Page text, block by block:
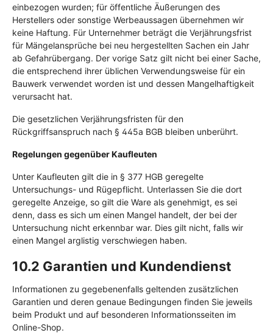
einbezogen wurden; für öffentliche Äußerungen des
Herstellers oder sonstige Werbeaussagen übernehmen wir
keine Haftung. Für Unternehmer beträgt die Verjährungsfrist
für Mängelansprüche bei neu hergestellten Sachen ein Jahr
ab Gefahrübergang. Der vorige Satz gilt nicht bei einer Sache,
die entsprechend ihrer üblichen Verwendungsweise für ein
Bauwerk verwendet worden ist und dessen Mangelhaftigkeit
verursacht hat.
Die gesetzlichen Verjährungsfristen für den
Rückgriffsanspruch nach § 445a BGB bleiben unberührt.
Regelungen gegenüber Kaufleuten
Unter Kaufleuten gilt die in § 377 HGB geregelte
Untersuchungs- und Rügepflicht. Unterlassen Sie die dort
geregelte Anzeige, so gilt die Ware als genehmigt, es sei
denn, dass es sich um einen Mangel handelt, der bei der
Untersuchung nicht erkennbar war. Dies gilt nicht, falls wir
einen Mangel arglistig verschwiegen haben.
10.2 Garantien und Kundendienst
Informationen zu gegebenenfalls geltenden zusätzlichen
Garantien und deren genaue Bedingungen finden Sie jeweils
beim Produkt und auf besonderen Informationsseiten im
Online-Shop.